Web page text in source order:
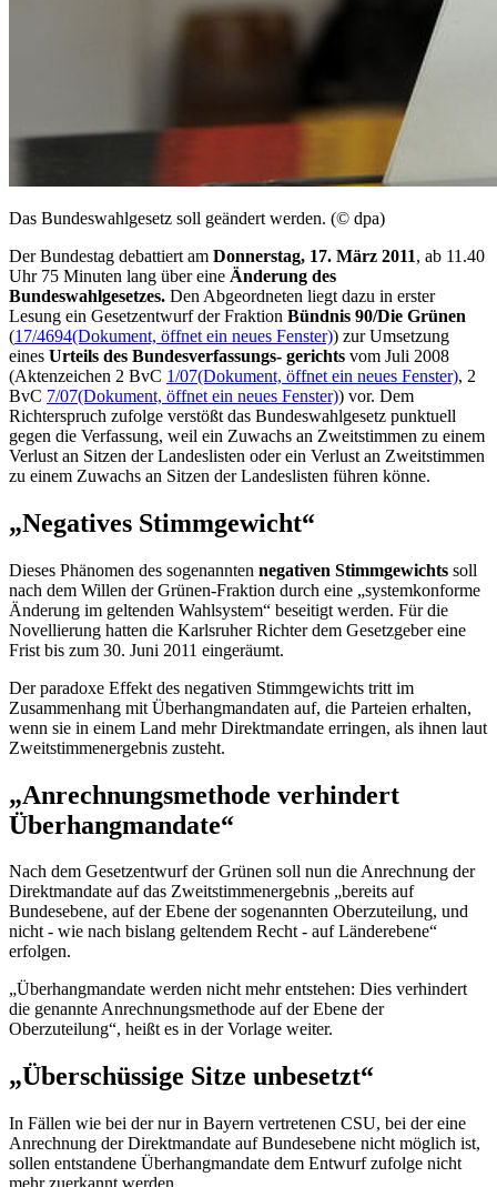
Das Bundeswahlgesetz soll geändert werden. (© dpa)
Der Bundestag debattiert am Donnerstag, 17. März 2011, ab 11.40
Uhr 75 Minuten lang über eine Änderung des
Bundeswahlgesetzes. Den Abgeordneten liegt dazu in erster
Lesung ein Gesetzentwurf der Fraktion Bündnis 90/Die Grünen
(17/4694(Dokument, öffnet ein neues Fenster)) zur Umsetzung
eines Urteils des Bundesverfassungs- gerichts vom Juli 2008
(Aktenzeichen 2 BvC 1/07(Dokument, öffnet ein neues Fenster), 2
BvC 7/07(Dokument, öffnet ein neues Fenster)) vor. Dem
Richterspruch zufolge verstößt das Bundeswahlgesetz punktuell
gegen die Verfassung, weil ein Zuwachs an Zweitstimmen zu einem
Verlust an Sitzen der Landeslisten oder ein Verlust an Zweitstimmen
zu einem Zuwachs an Sitzen der Landeslisten führen könne.
„Negatives Stimmgewicht“
Dieses Phänomen des sogenannten negativen Stimmgewichts soll
nach dem Willen der Grünen-Fraktion durch eine „systemkonforme
Änderung im geltenden Wahlsystem“ beseitigt werden. Für die
Novellierung hatten die Karlsruher Richter dem Gesetzgeber eine
Frist bis zum 30. Juni 2011 eingeräumt.
Der paradoxe Effekt des negativen Stimmgewichts tritt im
Zusammenhang mit Überhangmandaten auf, die Parteien erhalten,
wenn sie in einem Land mehr Direktmandate erringen, als ihnen laut
Zweitstimmenergebnis zusteht.
„Anrechnungsmethode verhindert
Überhangmandate“
Nach dem Gesetzentwurf der Grünen soll nun die Anrechnung der
Direktmandate auf das Zweitstimmenergebnis „bereits auf
Bundesebene, auf der Ebene der sogenannten Oberzuteilung, und
nicht - wie nach bislang geltendem Recht - auf Länderebene“
erfolgen.
„Überhangmandate werden nicht mehr entstehen: Dies verhindert
die genannte Anrechnungsmethode auf der Ebene der
Oberzuteilung“, heißt es in der Vorlage weiter.
„Überschüssige Sitze unbesetzt“
In Fällen wie bei der nur in Bayern vertretenen CSU, bei der eine
Anrechnung der Direktmandate auf Bundesebene nicht möglich ist,
sollen entstandene Überhangmandate dem Entwurf zufolge nicht